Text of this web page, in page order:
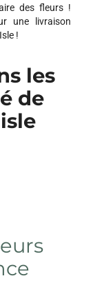
des fleurs !
une livraison
!
les
de